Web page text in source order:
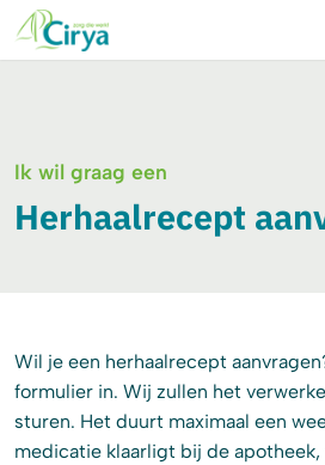
Ik wil graag een
Herhaalrecept
Wil je een herhaalrecept
formulier in. Wij zullen het
sturen. Het duurt maximaal een
medicatie klaarligt bij de